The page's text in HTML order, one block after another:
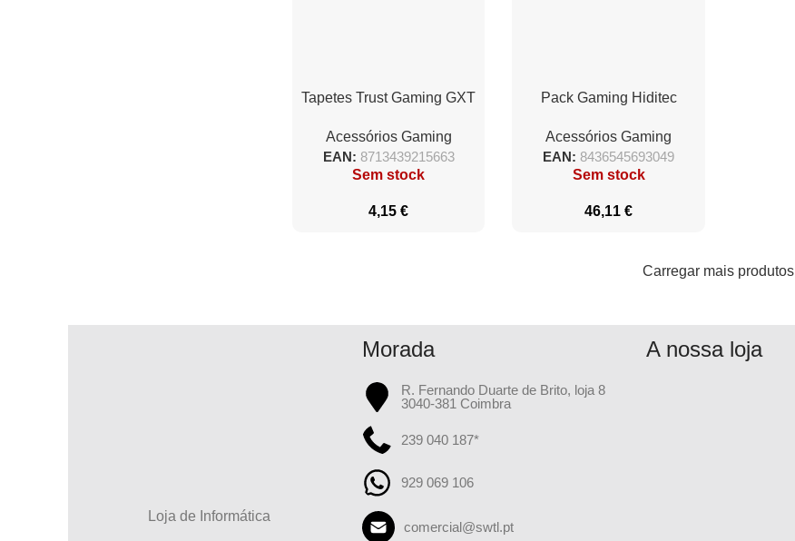
Tapetes Trust Gaming GXT
Acessórios Gaming
EAN: 8713439215663
Sem stock
4,15€
Pack Gaming Hiditec
Mecânico + Rato + Tapete
Acessórios Gaming
EAN: 8436545693049
Sem stock
46,11€
Carregar mais produtos
Loja de Informática
Morada
R. Fernando Duarte de Brito, loja 8
3040-381 Coimbra
239 040 187*
929 069 106
comercial@swtl.pt
A nossa loja